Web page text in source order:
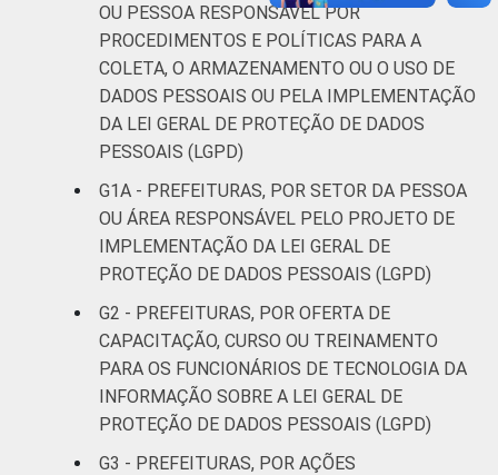
habitantes
Mais de
500 mil
habitantes
80 9 11
Fonte: CGI.br/NIC.br, Centro Regional de
Estudos para o Desenvolvimento da
Sociedade da Informação (Cetic.br),
Pesquisa sobre o uso das tecnologias de
informação e comunicação no setor público
brasileiro - TIC Governo Eletrônico 2023.
OU PESSOA RESPONSÁVEL POR
PROCEDIMENTOS E POLÍTICAS PARA A
COLETA, O ARMAZENAMENTO OU O USO DE
DADOS PESSOAIS OU PELA IMPLEMENTAÇÃO
DA LEI GERAL DE PROTEÇÃO DE DADOS
PESSOAIS (LGPD)
G1A - PREFEITURAS, POR SETOR DA PESSOA
OU ÁREA RESPONSÁVEL PELO PROJETO DE
IMPLEMENTAÇÃO DA LEI GERAL DE
PROTEÇÃO DE DADOS PESSOAIS (LGPD)
G2 - PREFEITURAS, POR OFERTA DE
CAPACITAÇÃO, CURSO OU TREINAMENTO
PARA OS FUNCIONÁRIOS DE TECNOLOGIA DA
INFORMAÇÃO SOBRE A LEI GERAL DE
PROTEÇÃO DE DADOS PESSOAIS (LGPD)
G3 - PREFEITURAS, POR AÇÕES